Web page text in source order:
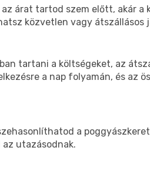
árat tartod szem előtt, akár a
közvetlen vagy átszállásos
tartani a költségeket, az
a nap folyamán, és az
a
utazásodnak.